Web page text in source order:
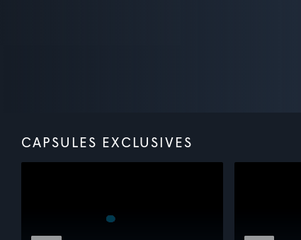
CAPSULES EXCLUSIVES